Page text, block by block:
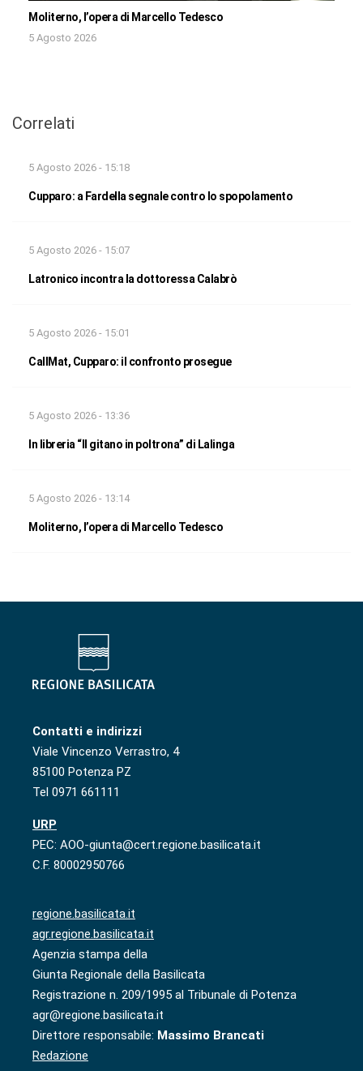
Moliterno, l’opera di Marcello Tedesco
5 Agosto 2026
Correlati
5 Agosto 2026 - 15:18
Cupparo: a Fardella segnale contro lo spopolamento
5 Agosto 2026 - 15:07
Latronico incontra la dottoressa Calabrò
5 Agosto 2026 - 15:01
CallMat, Cupparo: il confronto prosegue
5 Agosto 2026 - 13:36
In libreria “Il gitano in poltrona” di Lalinga
5 Agosto 2026 - 13:14
Moliterno, l’opera di Marcello Tedesco
Contatti e indirizzi
Viale Vincenzo Verrastro, 4
85100 Potenza PZ
Tel 0971 661111
URP
PEC: AOO-giunta@cert.regione.basilicata.it
C.F. 80002950766
regione.basilicata.it
agr.regione.basilicata.it
Agenzia stampa della
Giunta Regionale della Basilicata
Registrazione n. 209/1995 al Tribunale di Potenza
agr@regione.basilicata.it
Direttore responsabile: Massimo Brancati
Redazione